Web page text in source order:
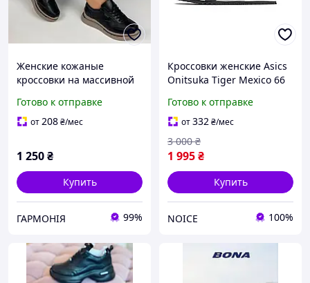
Женские кожаные
кроссовки на массивной
на платформе,
демисезонная женская
Готово к отправке
от208₴/мес
1 250₴
Купить
ГАРМОНІЯ 99%
Кроссовки женские Asics
Onitsuka Tiger Mexico 66
трендовые кожаные
кроссовки Асикс Онитсуко
Тайгер кросы
Готово к отправке
от332₴/мес
1 995₴
3 000 ₴
Купить
NOICE 100%